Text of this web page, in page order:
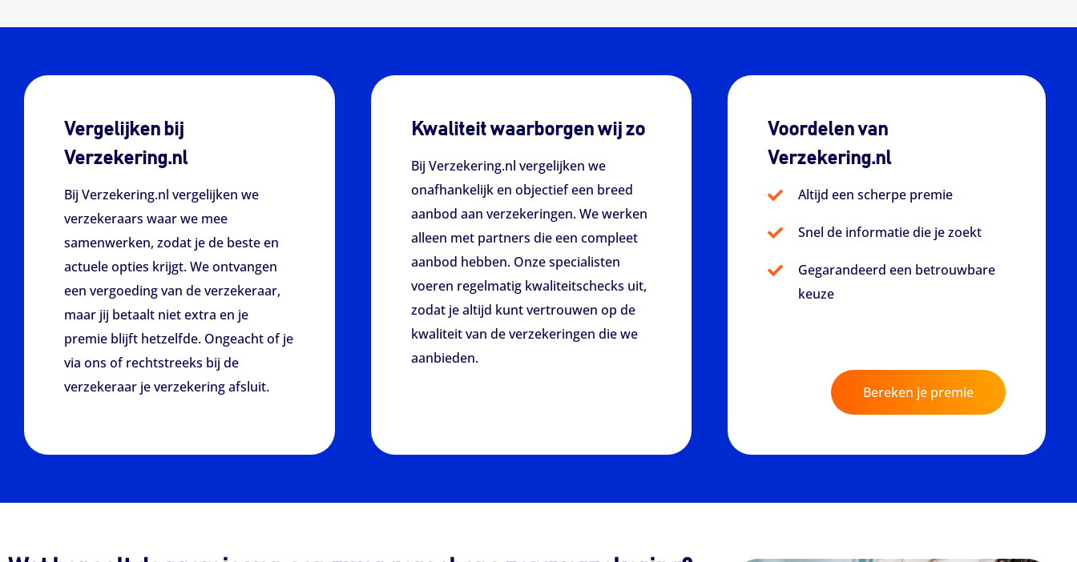
Vergelijken bij
Verzekering.nl
Bij Verzekering.nl vergelijken we
verzekeraars waar we mee
samenwerken, zodat je de beste en
actuele opties krijgt. We ontvangen
een vergoeding van de verzekeraar,
maar jij betaalt niet extra en je
premie blijft hetzelfde. Ongeacht of je
via ons of rechtstreeks bij de
verzekeraar je verzekering afsluit.
Kwaliteit waarborgen wij zo
Bij Verzekering.nl vergelijken we
onafhankelijk en objectief een breed
aanbod aan verzekeringen. We werken
alleen met partners die een compleet
aanbod hebben. Onze specialisten
voeren regelmatig kwaliteitschecks uit,
zodat je altijd kunt vertrouwen op de
kwaliteit van de verzekeringen die we
aanbieden.
Voordelen van
Verzekering.nl
Altijd een scherpe premie
Snel de informatie die je zoekt
Gegarandeerd een betrouwbare
keuze
Bereken je premie